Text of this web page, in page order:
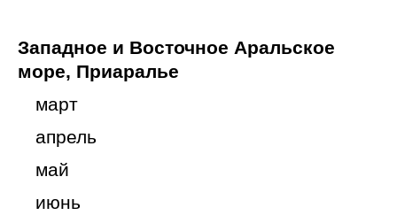
Западное и Восточное Аральское
море, Приаралье
март
апрель
май
июнь